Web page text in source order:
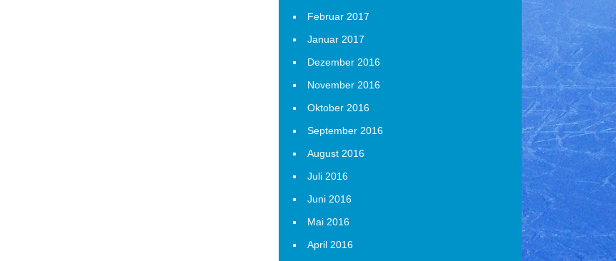
Februar 2017
Januar 2017
Dezember 2016
November 2016
Oktober 2016
September 2016
August 2016
Juli 2016
Juni 2016
Mai 2016
April 2016